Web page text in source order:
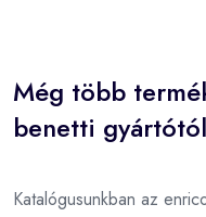
Még több
benetti
Katalógusunkban az